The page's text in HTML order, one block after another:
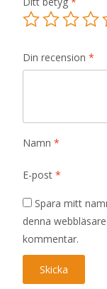
Din recension *
Namn *
E-post *
Spara mitt
denna
kommentar.